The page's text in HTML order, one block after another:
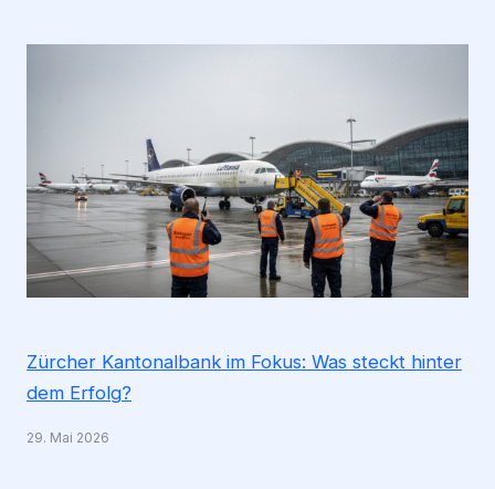
Zürcher Kantonalbank im Fokus: Was steckt hinter
dem Erfolg?
29. Mai 2026